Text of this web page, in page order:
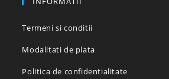
Termeni si conditii
Modalitati de plata
Politica de confidentialitate